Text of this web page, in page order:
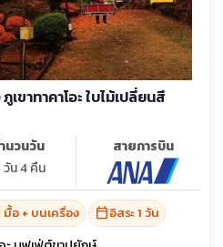
ขาทาคาโอะ ใบไม้เปลี่ยนสี
นวนวัน
วัน 4 คืน
สายการบิน
มื้อ + บนเครื่อง calendar_todayอิสระ 1 วัน